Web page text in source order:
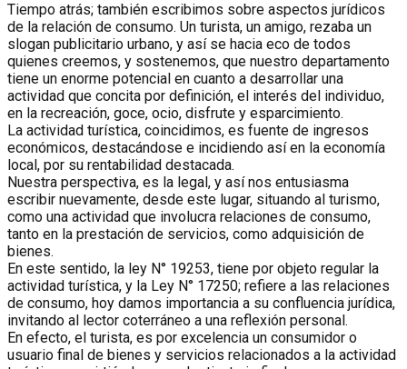
Tiempo atrás; también escribimos sobre aspectos jurídicos
de la relación de consumo. Un turista, un amigo, rezaba un
slogan publicitario urbano, y así se hacia eco de todos
quienes creemos, y sostenemos, que nuestro departamento
tiene un enorme potencial en cuanto a desarrollar una
actividad que concita por definición, el interés del individuo,
en la recreación, goce, ocio, disfrute y esparcimiento.
La actividad turística, coincidimos, es fuente de ingresos
económicos, destacándose e incidiendo así en la economía
local, por su rentabilidad destacada.
Nuestra perspectiva, es la legal, y así nos entusiasma
escribir nuevamente, desde este lugar, situando al turismo,
como una actividad que involucra relaciones de consumo,
tanto en la prestación de servicios, como adquisición de
bienes.
En este sentido, la ley N° 19253, tiene por objeto regular la
actividad turística, y la Ley N° 17250; refiere a las relaciones
de consumo, hoy damos importancia a su confluencia jurídica,
invitando al lector coterráneo a una reflexión personal.
En efecto, el turista, es por excelencia un consumidor o
usuario final de bienes y servicios relacionados a la actividad